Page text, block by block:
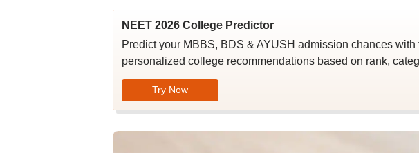
NEET 2026 College Predictor
Predict your MBBS, BDS & AYUSH admission chances
personalized college recommendations based on rank,
Try Now